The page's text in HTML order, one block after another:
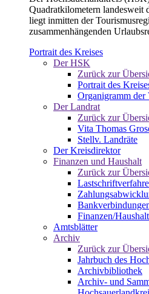
Quadratkilometern landesweit
liegt inmitten der
zusammenhängenden
Portrait des Kreises
Der HSK
Zurück zur
Portrait des
Organigramm der
Der Landrat
Zurück zur
Vita Thomas
Stellv. Landräte
Der Kreisdirektor
Finanzen und Haushalt
Zurück zur
Finanzen/
Amtsblätter
Archiv
Zurück zur
Jahrbuch des
Archivbibliothek
Archiv- und